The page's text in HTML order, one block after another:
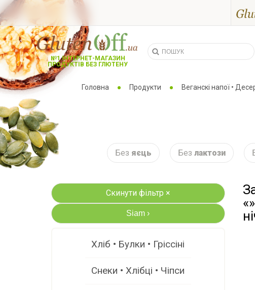
№1 ІНТЕРНЕТ-МАГАЗИН
ПРОДУКТІВ БЕЗ ГЛЮТЕНУ
Головна Продукти Веганскі напої •
Без яєць Безлактози
Скинути фільтр ×
Siam ›
Хліб • Булки • Гріссіні
Снеки • Хлібці • Чіпси
«»